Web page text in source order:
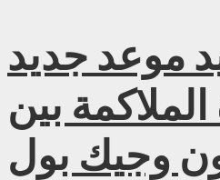
موعد جديد
الملاكمة بين
وجيك بول